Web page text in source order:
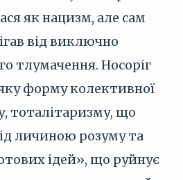
як нацизм, але сам
від виключно
тлумачення. Носоріг
форму колективної
тоталітаризму, що
личиною розуму та
ідей», що руйнує